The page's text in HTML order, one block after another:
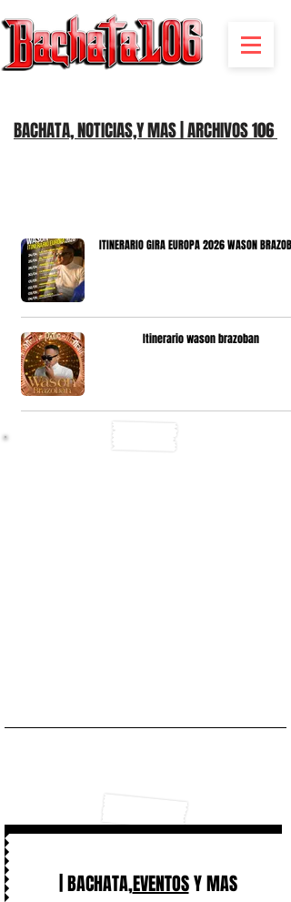
BACHATA, NOTICIAS,Y MAS | ARCHIVOS 106
ITINERARIO GIRA EUROPA 2026 WASON
Itinerario wason brazoban
| BACHATA,EVENTOSY MAS